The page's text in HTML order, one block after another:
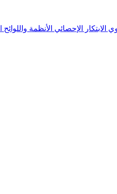
الابتكار الإحصائي الأنظمة واللوائح